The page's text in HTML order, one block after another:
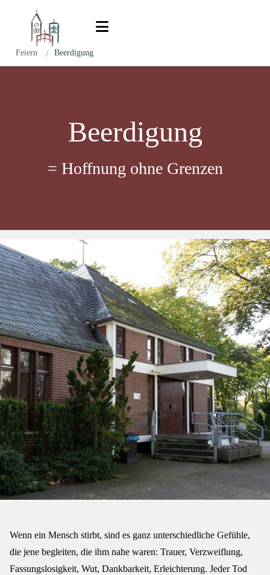
Zum Inhalt springen
Feiern / Beerdigung
Beerdigung
= Hoffnung ohne Grenzen
Wenn ein Mensch stirbt, sind es ganz unterschiedliche Gefühle,
die jene begleiten, die ihm nahe waren: Trauer, Verzweiflung,
Fassungslosigkeit, Wut, Dankbarkeit, Erleichterung. Jeder Tod